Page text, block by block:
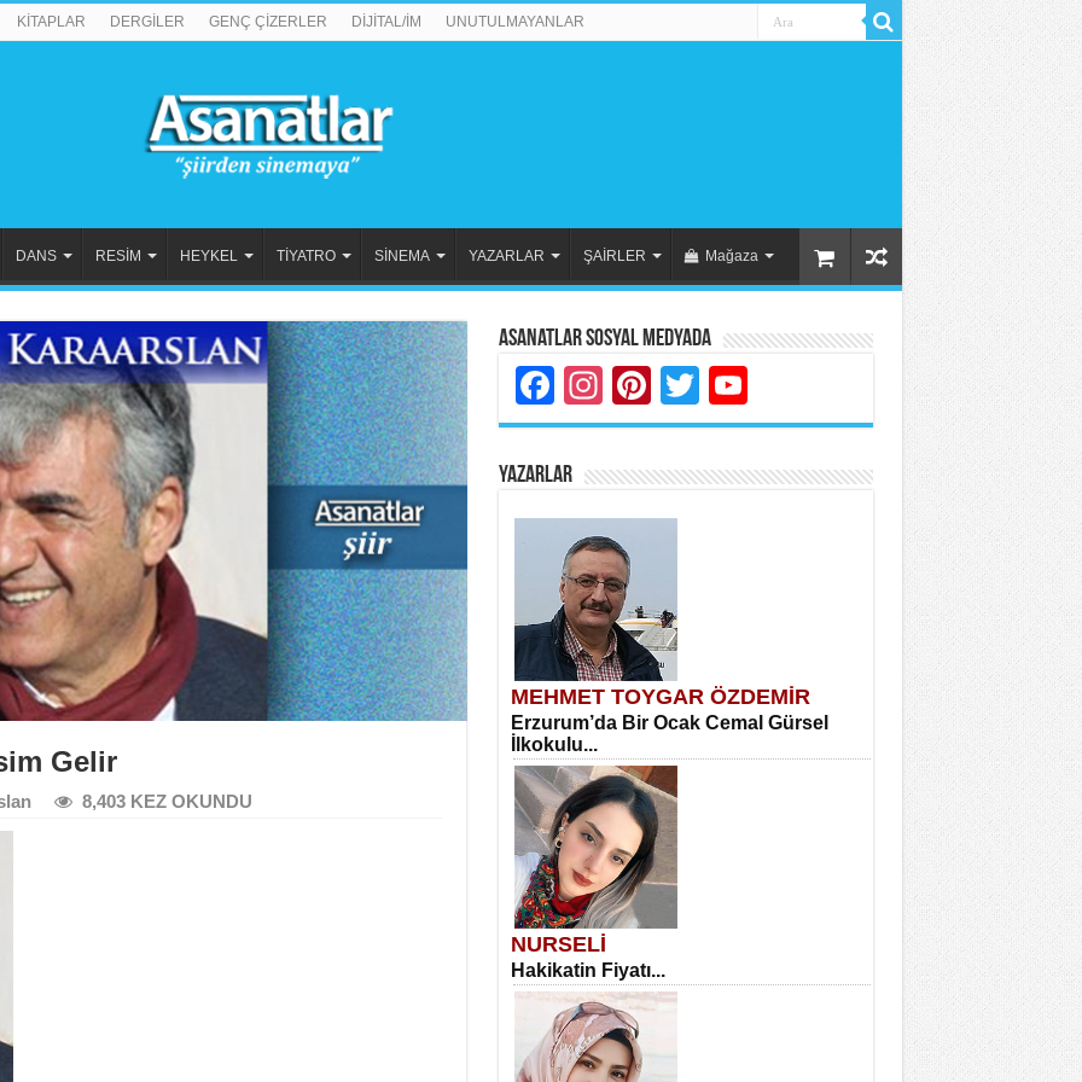
KİTAPLAR DERGİLER GENÇ ÇİZERLER DİJİTAL/İM UNUTULMAYANLAR
DANS RESİM HEYKEL TİYATRO SİNEMA YAZARLAR ŞAİRLER Mağaza
Gelir
8,403 KEZ OKUNDU
Asanatlar Sosyal Medyada
Facebook
Instagram
Pinterest
Twitter
YAZARLAR
MEHMET TOYGAR ÖZDEMİR
Erzurum’da Bir Ocak Cemal Gürsel
İlkokulu...
NURSELİ
Hakikatin Fiyatı...